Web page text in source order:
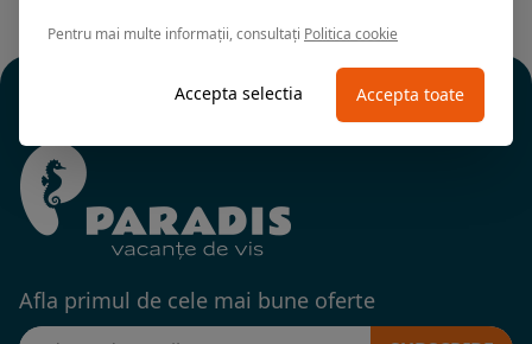
Afla primul de cele mai bune oferte
Pentru mai multe informații, consultați Politica cookie
Accepta selectia Accepta toate